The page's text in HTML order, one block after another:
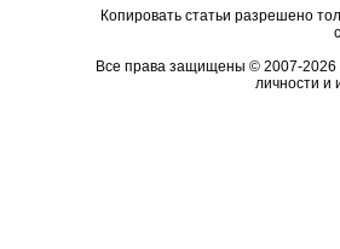
Копировать статьи разрешено
Все права защищены © 2007-2026
личности и